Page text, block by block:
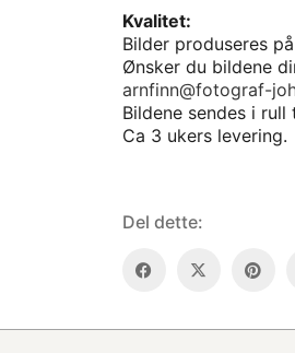
Kvalitet:
Bilder produseres
Ønsker du bildene
arnfinn@fotograf-
Bildene sendes i
Ca 3 ukers levering.
Del dette: